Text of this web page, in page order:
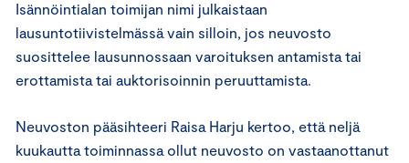
Isännöintialan toimijan nimi julkaistaan
lausuntotiivistelmässä vain silloin, jos neuvosto
suosittelee lausunnossaan varoituksen antamista tai
erottamista tai auktorisoinnin peruuttamista.
Neuvoston pääsihteeri Raisa Harju kertoo, että neljä
kuukautta toiminnassa ollut neuvosto on vastaanottanut